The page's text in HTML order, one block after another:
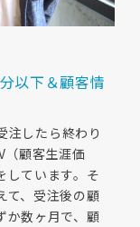
以下＆顧客情
注したら終わり
（顧客生涯価
しています。そ
て、受注後の顧
か数ヶ月で、顧